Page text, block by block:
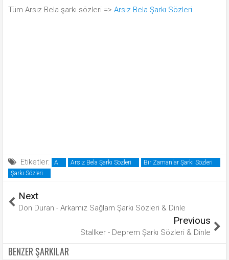
Tüm Arsız Bela şarkı sözleri => Arsız Bela Şarkı Sözleri
Etiketler: A Arsız Bela Şarkı Sözleri
Bir Zamanlar Şarkı Sözleri
Şarkı Sözleri
Next
Don Duran - Arkamız Sağlam Şarkı Sözleri & Dinle
Previous
Stallker - Deprem Şarkı Sözleri & Dinle
BENZER ŞARKILAR